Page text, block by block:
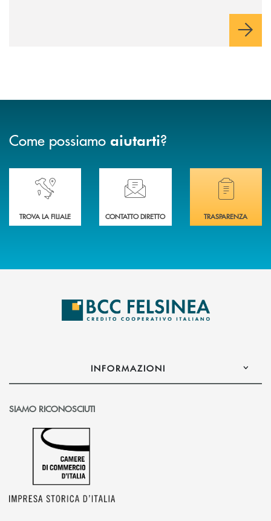
sviluppo di una relazione consapevole con il denaro, sempre
Come possiamo aiutarti?
Accedi all' elenco completo delle nostre&nbsp; filiali .
TROVA LA FILIALE
Ti serve assistenza immediata? Contattaci!
CONTATTO DIRETTO
Hai bisogno di
TRASPARENZA
INFORMAZIONI
SIAMO RICONOSCIUTI